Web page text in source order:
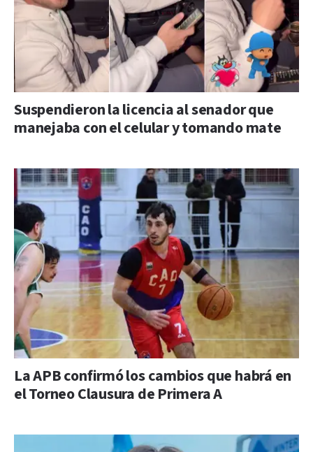
Suspendieron la licencia al senador que
manejaba con el celular y tomando mate
La APB confirmó los cambios que habrá en
el Torneo Clausura de Primera A